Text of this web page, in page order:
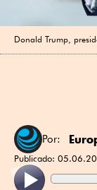
Donald Trump,
Por:
Publicado: